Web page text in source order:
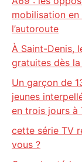
mobilisation
l’autoroute
À Saint-Denis,
gratuites dès
Un garçon de
jeunes
en trois jours à
cette série TV
vous ?